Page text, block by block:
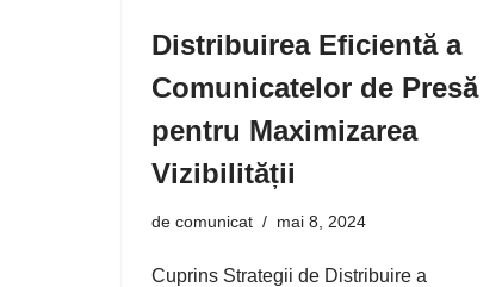
Distribuirea Eficientă a
Comunicatelor de Presă
pentru Maximizarea
Vizibilității
de comunicat mai 8, 2024
Cuprins Strategii de Distribuire a